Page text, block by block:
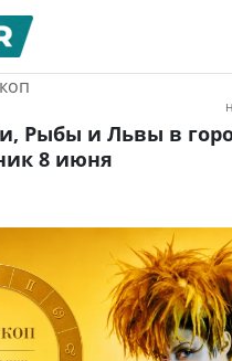
Рыбы и Львы в
8 июня